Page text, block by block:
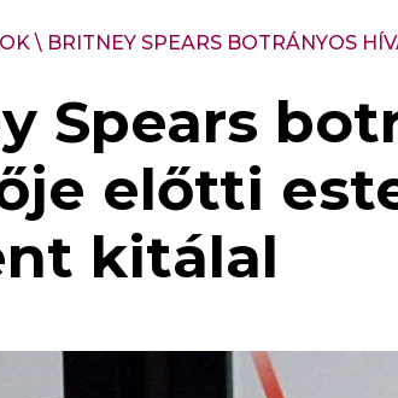
\ BRITNEY SPEARS BOTRÁNYOS
Spears
előtti
kitálal